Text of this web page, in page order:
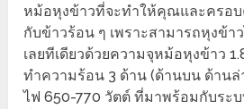
หม้อหุงข้าวที่จะทำให้คุณและครอบ
กับข้าวร้อน ๆ เพราะสามารถหุงข้า
เลยทีเดียวด้วยความจุหม้อหุงข้าว
ทำความร้อน 3 ด้าน (ด้านบน ด้านล่
ไฟ 650-770 วัตต์ ที่มาพร้อมกับระ